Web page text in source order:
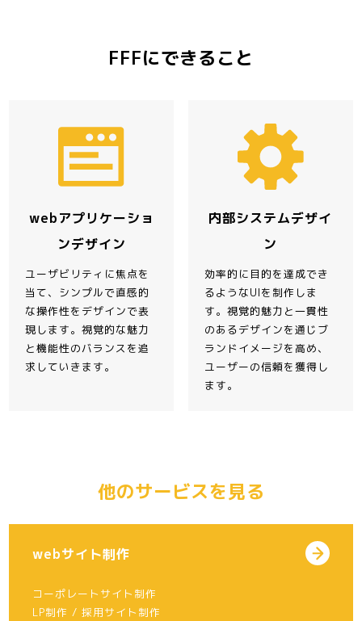
FFFにできること
webアプリケーショ
ンデザイン
ユーザビリティに焦点を
当て、シンプルで直感的
な操作性をデザインで表
現します。視覚的な魅力
と機能性のバランスを追
求していきます。
内部システムデザイ
ン
効率的に目的を達成でき
るようなUIを制作しま
す。視覚的魅力と一貫性
のあるデザインを通じブ
ランドイメージを高め、
ユーザーの信頼を獲得し
ます。
他のサービスを見る
webサイト制作
コーポレートサイト制作
LP制作 / 採用サイト制作